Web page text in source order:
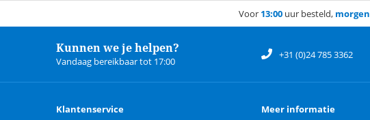
Voor 13:00 uur besteld, morgen
Kunnen we je helpen?
Vandaag bereikbaar tot 17:00
+31 (0)24 785 3362
Klantenservice
Meer informatie